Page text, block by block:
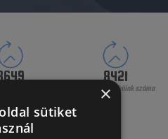
8421
Elvégzett munkáink száma
×
sütiket